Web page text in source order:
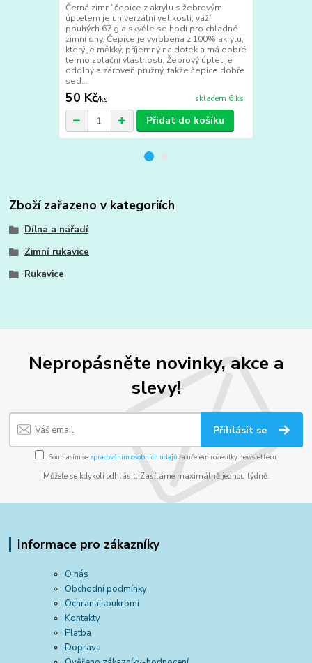
Černá zimní čepice z akrylu s žebrovým
úpletem je univerzální velikosti, váží
pouhých 67 g a skvěle se hodí pro chladné
zimní dny. Čepice je vyrobena z 100% akrylu,
který je měkký, příjemný na dotek a má dobré
termoizolační vlastnosti. Žebrový úplet je
odolný a zároveň pružný, takže čepice dobře
sed...
50 Kč/ks skladem 6 ks
Přidat do košíku
Zboží zařazeno v kategoriích
Dílna a nářadí
Zimní rukavice
Rukavice
Nepropásněte novinky, akce a
slevy!
Přihlásit se
Souhlasím se zpracováním osobních údajůza účelem rozesílky newsletteru.
Můžete se kdykoli odhlásit. Zasíláme maximálně jednou týdně.
Informace pro zákazníky
O nás
Obchodní podmínky
Ochrana soukromí
Kontakty
Platba
Doprava